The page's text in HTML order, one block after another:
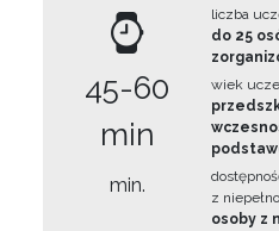
45-60
min
min.
liczba
do 25
wiek
z
osoby z